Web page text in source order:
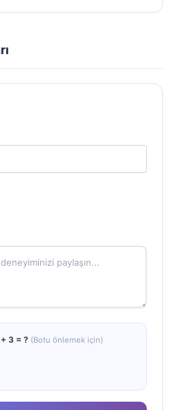
+ 3 = ? (Botu önlemek için)